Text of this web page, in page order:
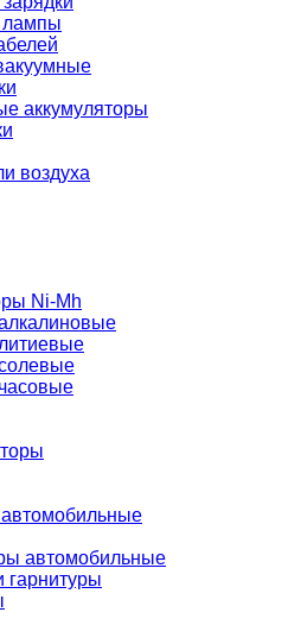
лампы
аккумуляторы
воздуха
Ni-Mh
автомобильные
гарнитуры